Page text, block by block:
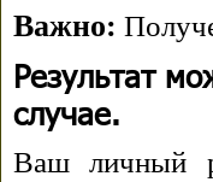
Важно:
Результат
случае.
Ваш личный